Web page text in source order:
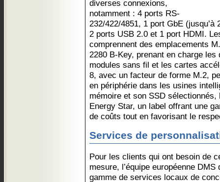
diverses connexions,
notamment : 4 ports RS-
232/422/4851, 1 port GbE
2 ports USB 2.0 et 1 port HDMI.
comprennent des emplacements
2280 B-Key, prenant en charge
modules sans fil et les cartes
8, avec un facteur de forme M.2,
en périphérie dans les usines
mémoire et son SSD sélectionnés,
Energy Star, un label offrant une
de coûts tout en favorisant le
Services de
Pour les clients qui ont besoin de
mesure, l’équipe européenne
gamme de services locaux de